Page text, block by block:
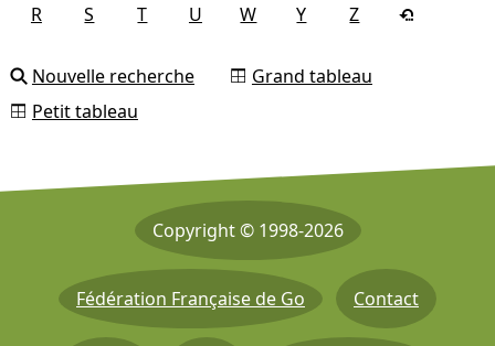
R S T U W Y Z
Nouvelle recherche
Grand tableau
Petit tableau
Copyright © 1998-2026
Fédération Française de Go Contact